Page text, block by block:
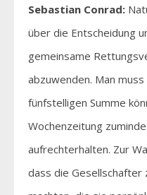
Sebastian Conrad:
über die Entscheidung
gemeinsame
abzuwenden. Man
fünfstelligen Summe
Wochenzeitung
aufrechterhalten. Zur
dass die